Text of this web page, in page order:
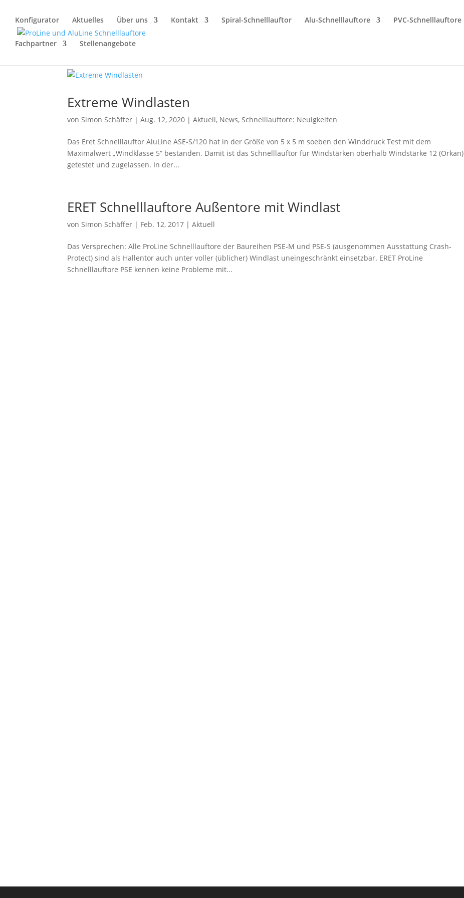
Konfigurator Aktuelles Über uns Kontakt Spiral-Schnelllauftor Alu-Schnelllauftore PVC-Schnelllauftore
Fachpartner Stellenangebote
Extreme Windlasten
vonSimon Schäffer |Aug. 12, 2020 |Aktuell, News,Schnelllauftore: Neuigkeiten
Das Eret Schnelllauftor AluLine ASE-S/120 hat in der Größe von 5 x 5 m soeben den Winddruck Test mit dem
Maximalwert „Windklasse 5“ bestanden. Damit ist das Schnelllauftor für Windstärken oberhalb Windstärke 12 (Orkan)
getestet und zugelassen. In der...
ERET Schnelllauftore Außentore mit Windlast
vonSimon Schäffer | Feb. 12, 2017 |Aktuell
Das Versprechen: Alle ProLine Schnelllauftore der Baureihen PSE-M und PSE-S (ausgenommen Ausstattung Crash-
Protect) sind als Hallentor auch unter voller (üblicher) Windlast uneingeschränkt einsetzbar. ERET ProLine
Schnelllauftore PSE kennen keine Probleme mit...